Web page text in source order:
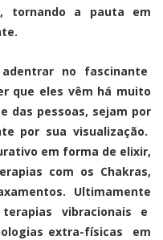
tornando a pauta em
no fascinante
que eles vêm há muito
das pessoas, sejam por
por sua visualização.
em forma de elixir,
com os Chakras,
Ultimamente
vibracionais e
extra-físicas em